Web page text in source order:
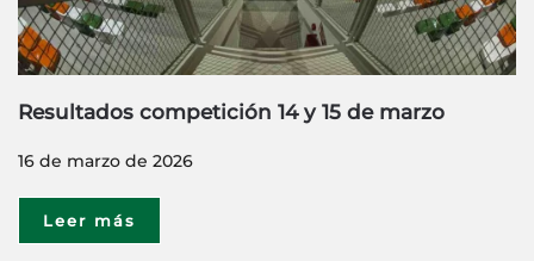
Resultados competición 14 y 15 de marzo
16 de marzo de 2026
Leer más